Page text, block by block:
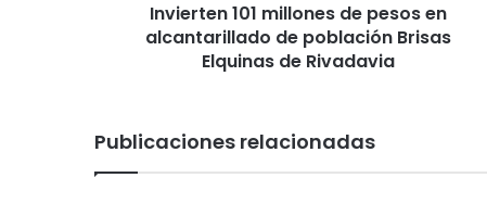
l
o
Invierten 101 millones de pesos en
alcantarillado de población Brisas
Elquinas de Rivadavia
Publicaciones relacionadas